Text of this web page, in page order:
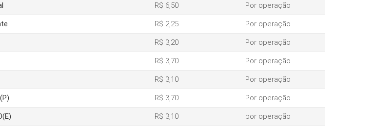
R$ 6,50 Por operação
R$ 2,25 Por operação
R$ 3,20 Por operação
R$ 3,70 Por operação
R$ 3,10 Por operação
R$ 3,70 Por operação
R$ 3,10 por operação